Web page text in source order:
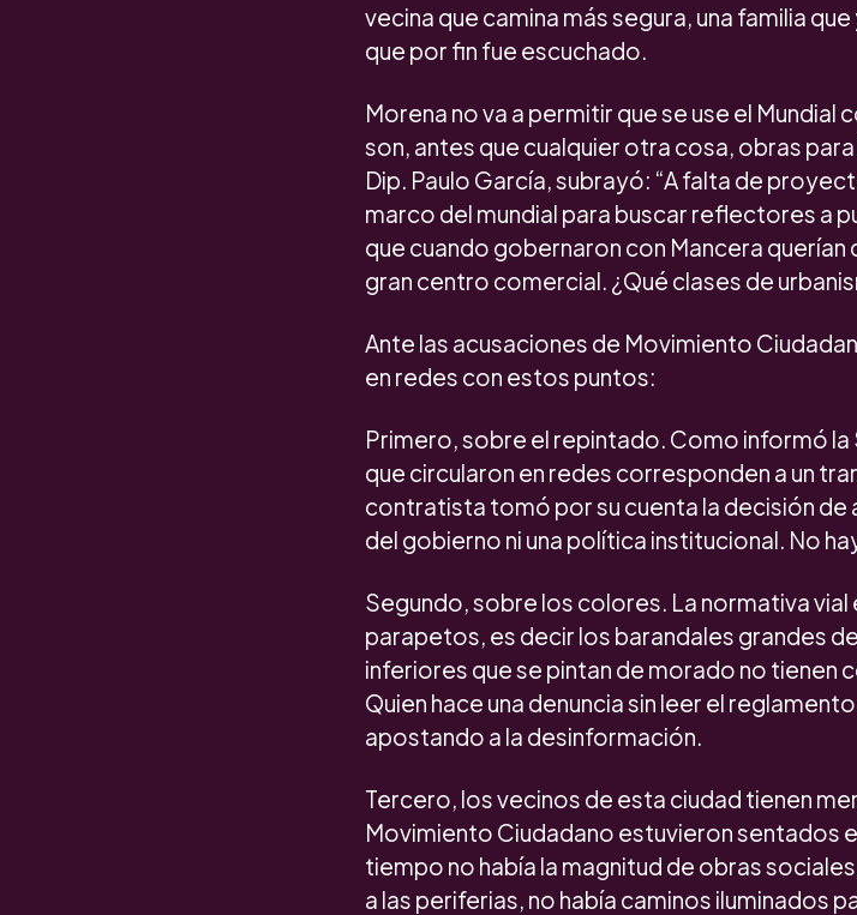
vecina que camina más segura, una familia
que por fin fue escuchado.
Morena no va a permitir que se use el
son, antes que cualquier otra cosa, obras
Dip. Paulo García, subrayó: “A falta de
marco del mundial para buscar reflectores a
que cuando gobernaron con Mancera
gran centro comercial. ¿Qué clases de
Ante las acusaciones de Movimiento
en redes con estos puntos:
Primero, sobre el repintado. Como informó
que circularon en redes corresponden a un
contratista tomó por su cuenta la decisión de
del gobierno ni una política institucional. No
Segundo, sobre los colores. La normativa
parapetos, es decir los barandales grandes
inferiores que se pintan de morado no tienen
Quien hace una denuncia sin leer el
apostando a la desinformación.
Tercero, los vecinos de esta ciudad tienen
Movimiento Ciudadano estuvieron sentados
tiempo no había la magnitud de obras
a las periferias, no había caminos iluminados